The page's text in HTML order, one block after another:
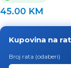
45.00 KM
Kupovina na
Broj rata (odaberi)